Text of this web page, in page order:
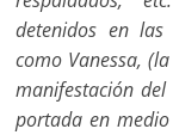
detenidos en
como Vanessa,
manifestación
portada en